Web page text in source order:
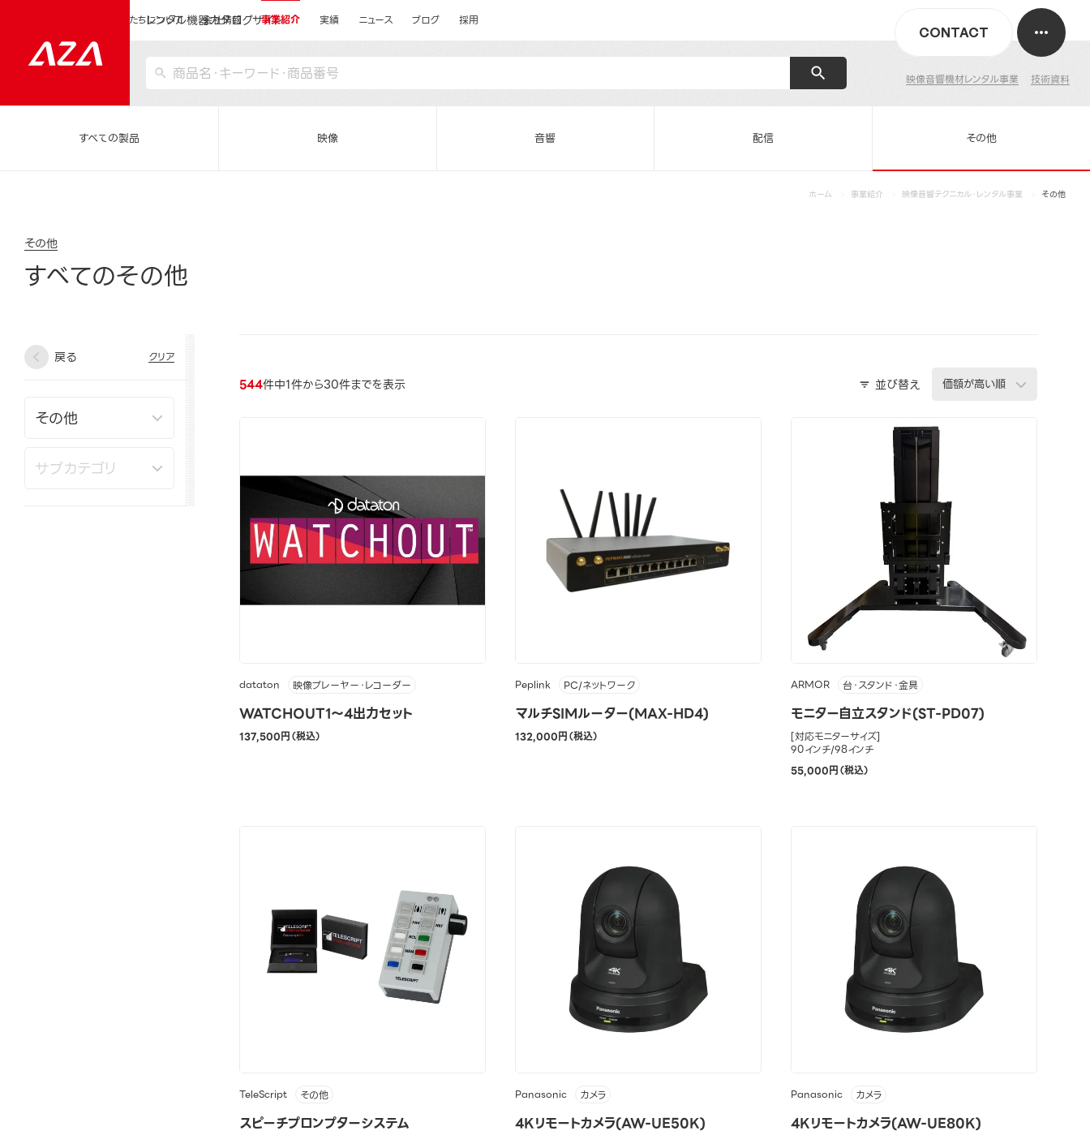
レンタル機器カタログサイト
映像音響機材レンタル事業 技術資料
CONTACT
私たちについて 会社情報 事業紹介 実績 ニュース ブログ 採用
すべての製品 映像 音響 配信 その他
ホーム 事業紹介 映像音響テクニカル・レンタル事業 その他
その他
すべてのその他
戻る クリア
544件中1件から30件までを表示 並び替え
dataton 映像プレーヤー・レコーダー
WATCHOUT1～4出力セット
137,500円（税込）
Peplink PC/ネットワーク
マルチSIMルーター(MAX-HD4)
132,000円（税込）
ARMOR 台・スタンド・金具
モニター自立スタンド(ST-PD07)
[対応モニターサイズ]
90インチ/98インチ
55,000円（税込）
TeleScript その他
スピーチプロンプターシステム
Panasonic カメラ
4Kリモートカメラ(AW-UE50K)
Panasonic カメラ
4Kリモートカメラ(AW-UE80K)